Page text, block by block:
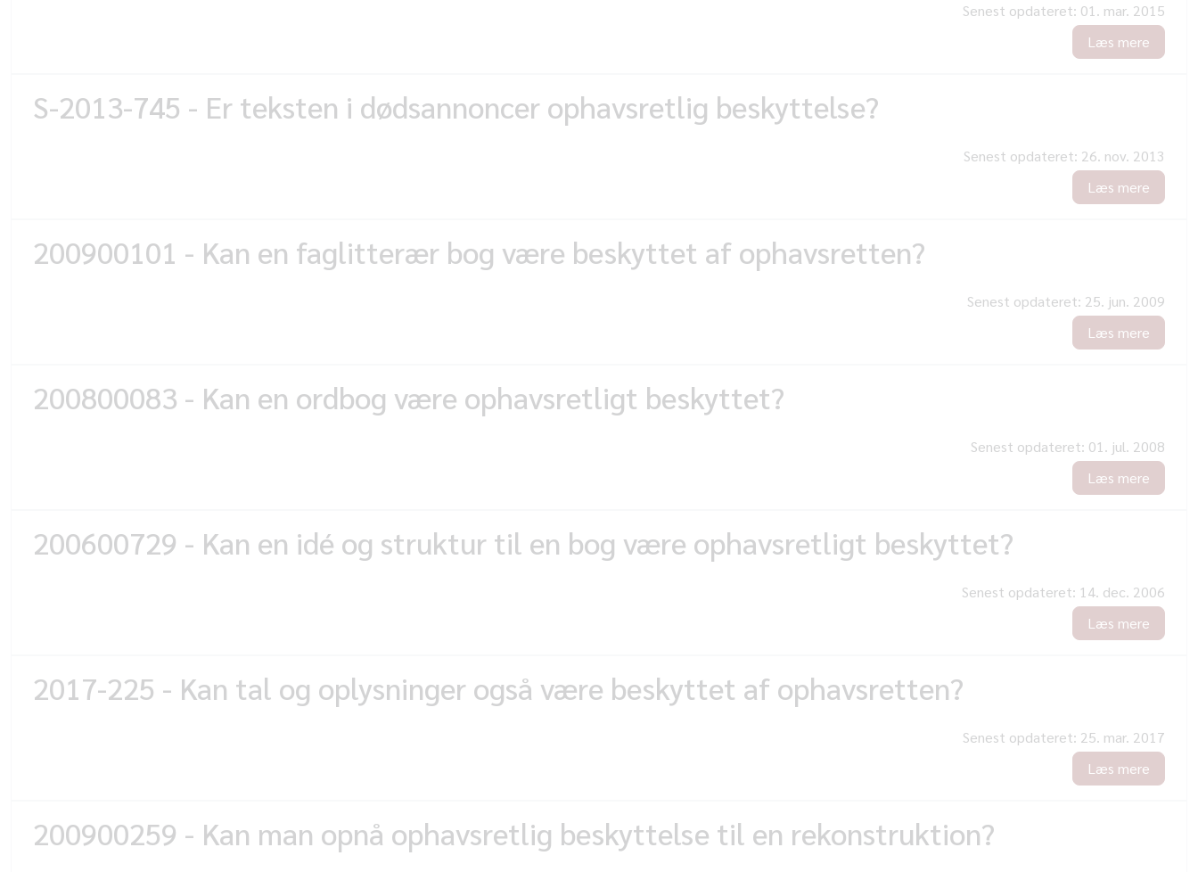
Senest opdateret: 01. mar. 2015
Læs mere
S-2013-745 - Er teksten i dødsannoncer ophavsretlig beskyttelse?
Senest opdateret: 26. nov. 2013
Læs mere
200900101 - Kan en faglitterær bog være beskyttet af ophavsretten?
Senest opdateret: 25. jun. 2009
Læs mere
200800083 - Kan en ordbog være ophavsretligt beskyttet?
Senest opdateret: 01. jul. 2008
Læs mere
200600729 - Kan en idé og struktur til en bog være ophavsretligt beskyttet?
Senest opdateret: 14. dec. 2006
Læs mere
2017-225 - Kan tal og oplysninger også være beskyttet af ophavsretten?
Senest opdateret: 25. mar. 2017
Læs mere
200900259 - Kan man opnå ophavsretlig beskyttelse til en rekonstruktion?